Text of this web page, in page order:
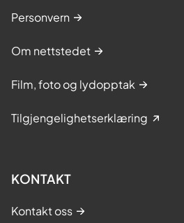
Personvern
Om nettstedet
Film, foto og lydopptak
Tilgjengelighetserklæring
KONTAKT
Kontakt oss